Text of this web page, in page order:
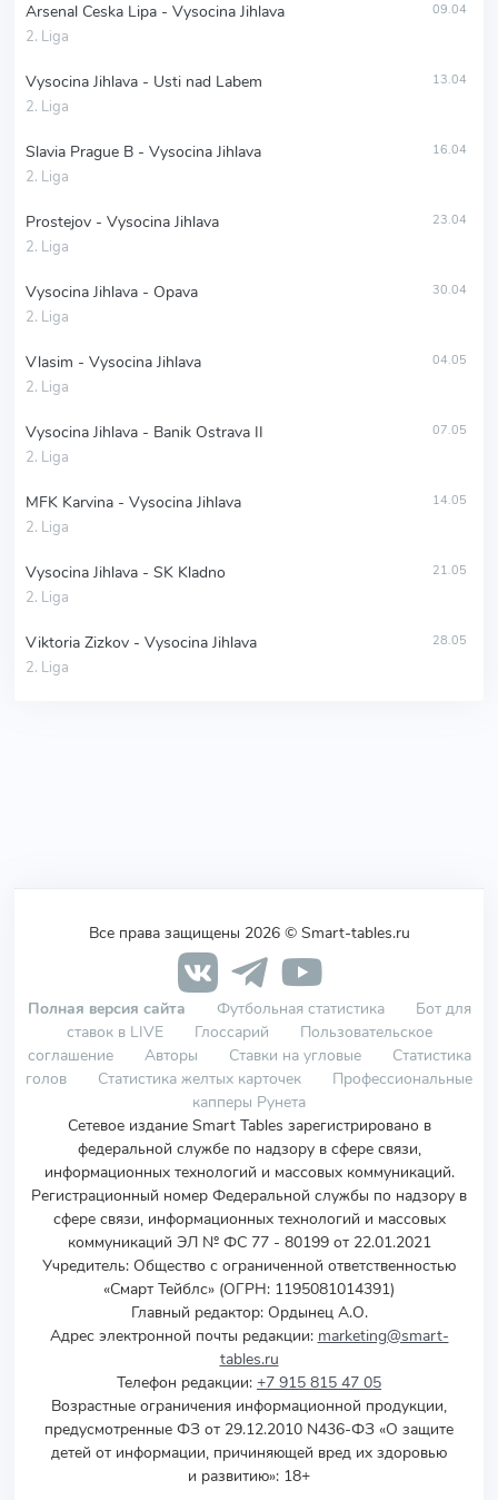
Arsenal Ceska Lipa - Vysocina Jihlava
2. Liga
09.04
Vysocina Jihlava - Usti nad Labem
2. Liga
13.04
Slavia Prague B - Vysocina Jihlava
2. Liga
16.04
Prostejov - Vysocina Jihlava
2. Liga
23.04
Vysocina Jihlava - Opava
2. Liga
30.04
Vlasim - Vysocina Jihlava
2. Liga
04.05
Vysocina Jihlava - Banik Ostrava II
2. Liga
07.05
MFK Karvina - Vysocina Jihlava
2. Liga
14.05
Vysocina Jihlava - SK Kladno
2. Liga
21.05
Viktoria Zizkov - Vysocina Jihlava
2. Liga
28.05
Все права защищены 2026 © Smart-tables.ru
Полная версия сайта Футбольная статистика
Бот для
ставок в LIVE
Глоссарий
Пользовательское
соглашение
Авторы Ставки на угловые
Статистика
голов
Статистика желтых карточек
Профессиональные
капперы Рунета
Сетевое издание Smart Tables зарегистрировано в
федеральной службе по надзору в сфере связи,
информационных технологий и массовых коммуникаций.
Регистрационный номер Федеральной службы по надзору в
сфере связи, информационных технологий и массовых
коммуникаций ЭЛ № ФС 77 - 80199 от 22.01.2021
Учредитель: Общество с ограниченной ответственностью
«Смарт Тейблс» (ОГРН: 1195081014391)
Главный редактор: Ордынец А.О.
Адрес электронной почты редакции: marketing@smart-
tables.ru
Телефон редакции: +7 915 815 47 05
Возрастные ограничения информационной продукции,
предусмотренные ФЗ от 29.12.2010 N436-ФЗ «О защите
детей от информации, причиняющей вред их здоровью
и развитию»: 18+